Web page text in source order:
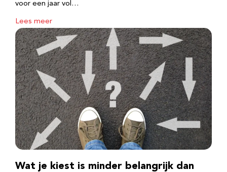
voor een jaar vol…
Lees meer
Wat je kiest is minder belangrijk dan